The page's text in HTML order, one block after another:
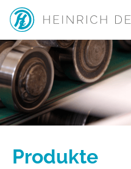
Produkte